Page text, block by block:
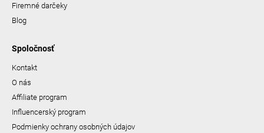
Firemné darčeky
Blog
Spoločnosť
Kontakt
O nás
Affiliate program
Influencerský program
Podmienky ochrany osobných údajov